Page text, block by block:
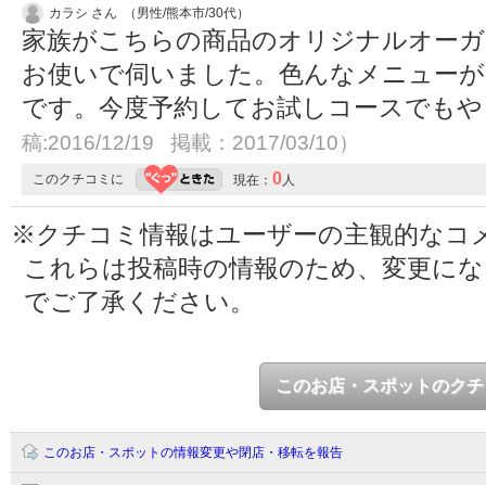
カラシ さん （男性/熊本市/30代）
家族がこちらの商品のオリジナルオー
お使いで伺いました。色んなメニュー
です。今度予約してお試しコースでも
稿:2016/12/19 掲載：2017/03/10）
このクチコミに 現在： 0人
※クチコミ情報はユーザーの主観的なコ
これらは投稿時の情報のため、変更に
でご了承ください。
このお店・スポットのク
このお店・スポットの情報変更や閉店・移転を報告